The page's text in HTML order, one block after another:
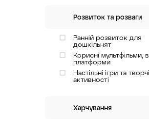
Розвиток та розваги
Ранній розвиток для
дошкільнят
Корисні мультфільми,
платформи
Настільні ігри та творчі
активності
Харчування